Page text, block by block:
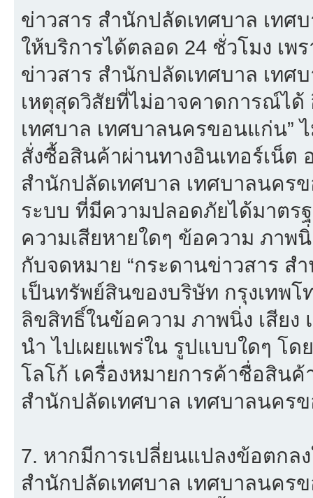
ข่าวสาร สำนักปลัดเทศบาล เทศ
ให้บริการได้ตลอด 24 ชั่วโมง เพ
ข่าวสาร สำนักปลัดเทศบาล เท
เหตุสุดวิสัยที่ไม่อาจคาดการณ์ได้
เทศบาล เทศบาลนครขอนแก่น”
สั่งซื้อสินค้าผ่านทางอินเทอร์เน็ต
สำนักปลัดเทศบาล เทศบาลนคร
ระบบ ที่มีความปลอดภัยได้มาตร
ความเสียหายใดๆ ข้อความ ภาพ
กับจดหมาย “กระดานข่าวสาร ส
เป็นทรัพย์สินของบริษัท กรุงเทพ
ลิขสิทธิ์ในข้อความ ภาพนิ่ง เสีย
นำ ไปเผยแพร่ใน รูปแบบใดๆ โ
โลโก้ เครื่องหมายการค้าชื่อสินค้
สำนักปลัดเทศบาล เทศบาลนคร
7. หากมีการเปลี่ยนแปลงข้อตกล
สำนักปลัดเทศบาล เทศบาลนคร